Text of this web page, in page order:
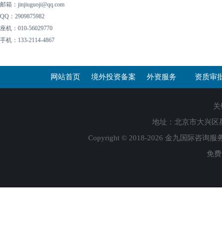
邮箱：jinjiuguoji@qq.com
QQ：2909875982
座机：010-56029770
手机：133-2114-4867
网站首页 境外投资备案 外资服务 资质审
地址：北京市大兴
Copyright © 2018-2026 金九国际咨询
免